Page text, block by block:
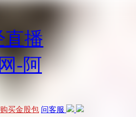
购买金股包 问客服